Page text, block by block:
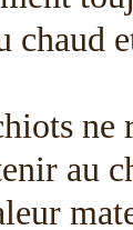
chaud
ne
au